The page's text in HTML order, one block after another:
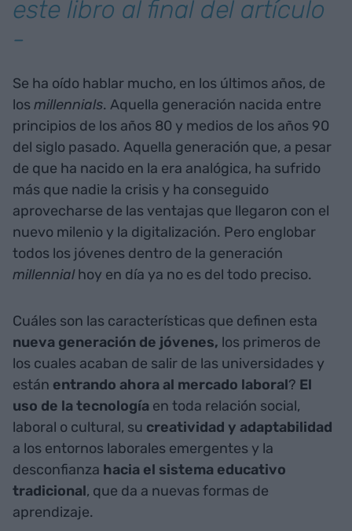
este libro al final del artículo
-
Se ha oído hablar mucho, en los últimos años, de
losmillennials. Aquella generación nacida entre
principios de los años 80 y medios de los años 90
del siglo pasado. Aquella generación que, a pesar
de que ha nacido en la era analógica, ha sufrido
más que nadie la crisis y ha conseguido
aprovecharse de las ventajas que llegaron con el
nuevo milenio y la digitalización. Pero englobar
todos los jóvenes dentro de la generación
millennial hoy en día ya no es del todo preciso.
Cuáles son las características que definen esta
nueva generación de jóvenes, los primeros de
los cuales acaban de salir de las universidades y
están entrando ahora al mercado laboral? El
uso de la tecnología en toda relación social,
laboral o cultural, su creatividad y adaptabilidad
a los entornos laborales emergentes y la
desconfianza hacia el sistema educativo
tradicional, que da a nuevas formas de
aprendizaje.